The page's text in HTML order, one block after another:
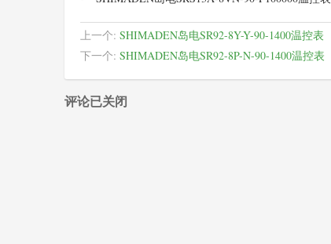
上一个: SHIMADEN岛电SR92-8Y-Y-90-1400温控表
下一个: SHIMADEN岛电SR92-8P-N-90-1400温控表
评论已关闭